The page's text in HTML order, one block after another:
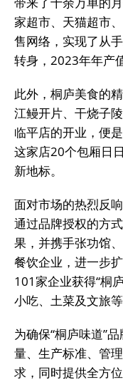
家超市、天猫超市
售网络，实现了从
转身，2023年年产
此外，桐庐美食的
江鳗开片、干烧子
临平店的开业，便
这家店20个包厢日
新地标。
面对市场的热烈反
通过品牌授权的方
果，并携手张功馆
餐饮企业，进一步
101家企业获得“桐
小吃、土菜及文旅等
为确保“桐庐味道”
量、生产标准、管
求，同时提供全方